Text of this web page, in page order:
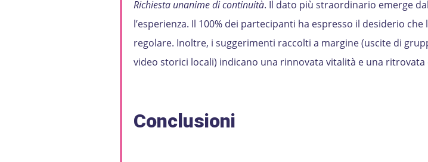
Richiesta unanime di continuità. Il dato più straordinario emerge
l’esperienza. Il 100% dei partecipanti ha espresso il desiderio
regolare. Inoltre, i suggerimenti raccolti a margine (uscite di
video storici locali) indicano una rinnovata vitalità e una
Conclusioni